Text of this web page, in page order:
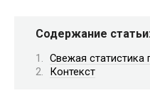
Содержание
Свежая
Контекст